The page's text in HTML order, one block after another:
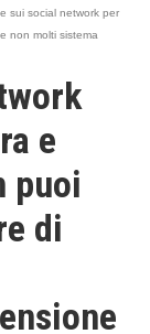
sui social network per
non molti sistema
e
puoi
di